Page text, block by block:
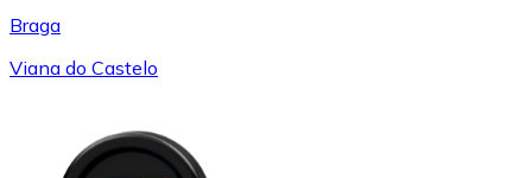
Braga
Viana do Castelo